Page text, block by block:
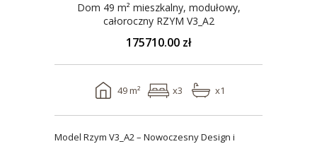
Dom 49 m² mieszkalny, modułowy,
całoroczny RZYM V3_A2
175710.00 zł
49 m² x3 x1
Model Rzym V3_A2 – Nowoczesny Design i